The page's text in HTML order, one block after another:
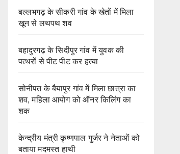
बल्लभगढ़ के सीकरी गांव के खेतों में मिला
खून से लथपथ शव
बहादुरगढ़ के सिदीपुर गांव में युवक की
पत्थरों से पीट पीट कर हत्या
सोनीपत के बैयापुर गांव में मिला छात्रा का
शव, महिला आयोग को ऑनर किलिंग का
शक
केन्द्रीय मंत्री कृष्णपाल गुर्जर ने नेताओं को
बताया मदमस्त हाथी